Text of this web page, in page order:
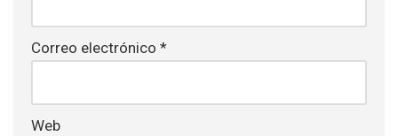
Correo electrónico *
Web